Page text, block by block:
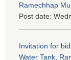
Ramechhap
Post date:
Invitation for
Water Tank,